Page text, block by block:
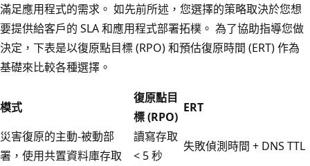
滿足應用程式的需求。 如先前所述，您選擇的策略取決於您想
要提供給客戶的 SLA 和應用程式部署拓樸。 為了協助指導您做
決定，下表是以復原點目標 (RPO) 和預估復原時間 (ERT) 作為
基礎來比較各種選擇。
模式
復原點目
標 (RPO)
ERT
災害復原的主動-被動部
署，使用共置資料庫存取
讀寫存取
< 5 秒
失敗偵測時間 + DNS TTL